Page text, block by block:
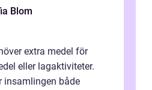
Blom
extra medel för
eller lagaktiviteter.
insamlingen både